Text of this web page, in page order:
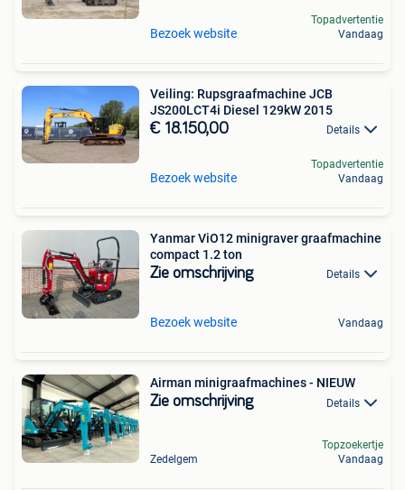
Bezoek website
Topadvertentie
Vandaag
Veiling: Rupsgraafmachine JCB
JS200LCT4i Diesel 129kW 2015
€ 18.150,00 Details
Bezoek website
Topadvertentie
Vandaag
Yanmar ViO12 minigraver graafmachine
compact 1.2 ton
Zie omschrijving Details
Bezoek website Vandaag
Airman minigraafmachines - NIEUW
Zie omschrijving Details
Zedelgem
Topzoekertje
Vandaag